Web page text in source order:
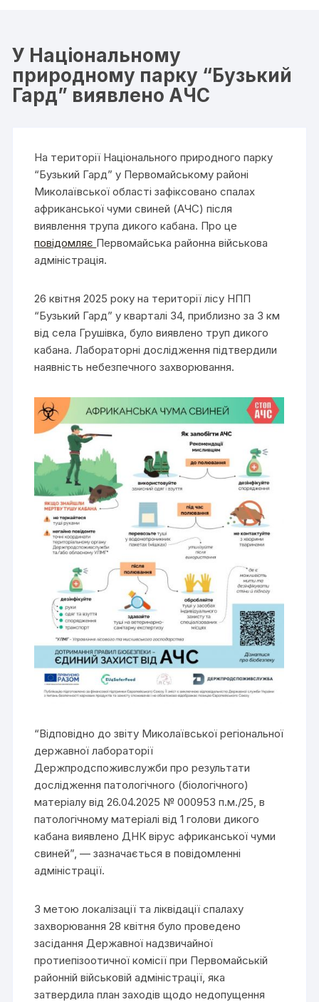
У Національному
природному парку “Бузький
Гард” виявлено АЧС
На території Національного природного парку
“Бузький Гард” у Первомайському районі
Миколаївської області зафіксовано спалах
африканської чуми свиней (АЧС) після
виявлення трупа дикого кабана. Про це
повідомляє Первомайська районна військова
адміністрація.
26 квітня 2025 року на території лісу НПП
“Бузький Гард” у кварталі 34, приблизно за 3 км
від села Грушівка, було виявлено труп дикого
кабана. Лабораторні дослідження підтвердили
наявність небезпечного захворювання.
“Відповідно до звіту Миколаївської регіональної
державної лабораторії
Держпродспоживслужби про результати
дослідження патологічного (біологічного)
матеріалу від 26.04.2025 № 000953 п.м./25, в
патологічному матеріалі від 1 голови дикого
кабана виявлено ДНК вірус африканської чуми
свиней”, — зазначається в повідомленні
адміністрації.
З метою локалізації та ліквідації спалаху
захворювання 28 квітня було проведено
засідання Державної надзвичайної
протиепізоотичної комісії при Первомайській
районній військовій адміністрації, яка
затвердила план заходів щодо недопущення